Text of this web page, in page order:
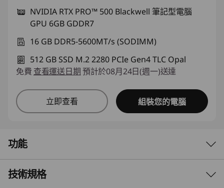
NVIDIA RTX PRO™ 500 Blackwell 筆記型電腦
GPU 6GB GDDR7
16 GB DDR5-5600MT/s (SODIMM)
512 GB SSD M.2 2280 PCIe Gen4 TLC Opal
免費 查看運送日期預計於08月24日(週一)送達
立即查看 組裝您的電腦
功能
技術規格